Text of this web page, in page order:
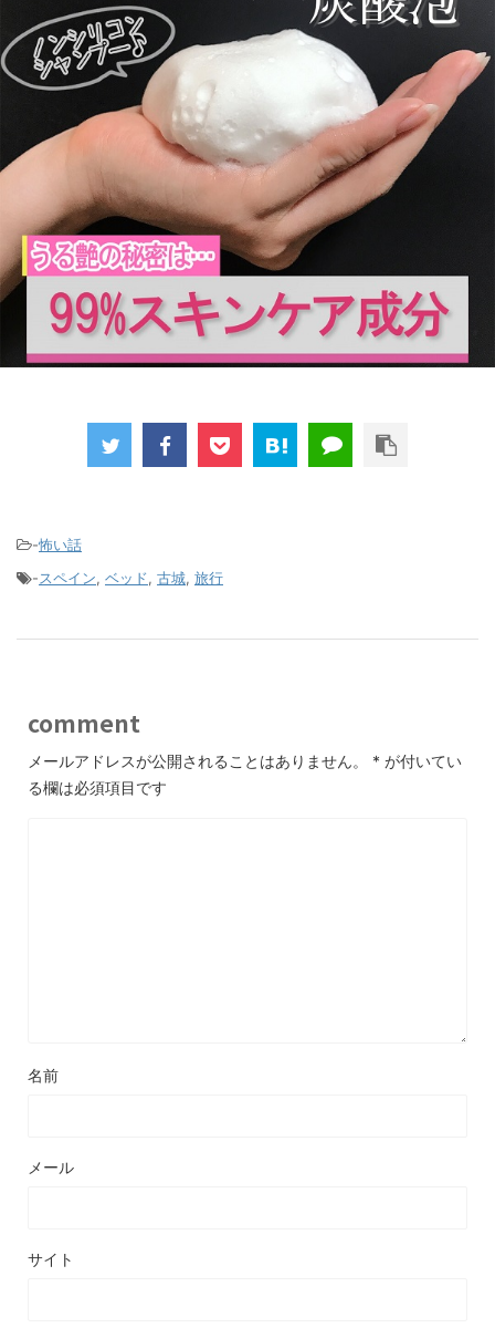
-怖い話
-スペイン, ベッド, 古城, 旅行
comment
メールアドレスが公開されることはありません。 * が付いてい
る欄は必須項目です
名前
メール
サイト